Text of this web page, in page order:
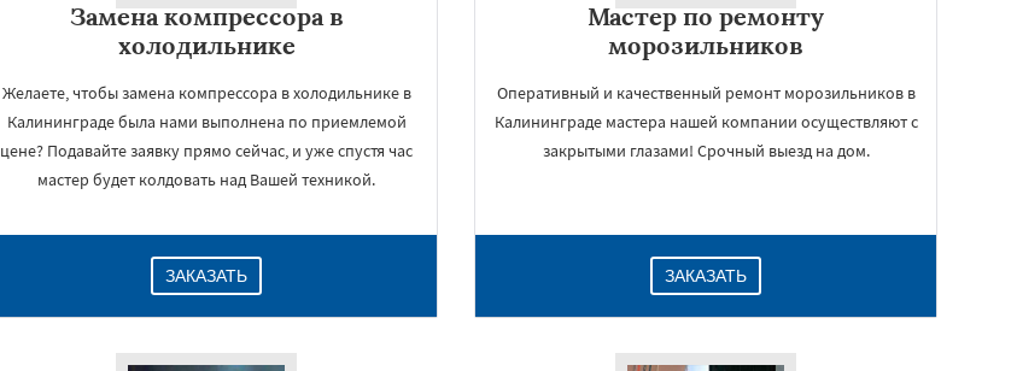
Замена компрессора в
холодильнике
Желаете, чтобы замена компрессора в холодильнике в
Калининграде была нами выполнена по приемлемой
цене? Подавайте заявку прямо сейчас, и уже спустя час
мастер будет колдовать над Вашей техникой.
ЗАКАЗАТЬ
Мастер по ремонту
морозильников
Оперативный и качественный ремонт морозильников в
Калининграде мастера нашей компании осуществляют с
закрытыми глазами! Срочный выезд на дом.
ЗАКАЗАТЬ